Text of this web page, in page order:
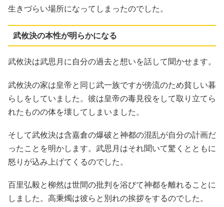
生きづらい場所になってしまったのでした。
武攸決の本性が明らかになる
武攸決は武思月に自分の過去と想いを話して聞かせます。
武攸決の家は皇帝と同じ武一族ですが傍流のため貧しい暮
らしをしていました。彼は皇帝の毒見役をして取り立てら
れたものの体を壊してしまいました。
そして武攸決は含嘉倉の爆破と神都の混乱が自分の計画だ
ったことを明かします。武思月はそれ聞いて驚くとともに
怒りが込み上げてくるのでした。
百里弘毅と柳然は世間の批判を浴びて神都を離れることに
しました。高秉燭は彼らと別れの挨拶をするのでした。